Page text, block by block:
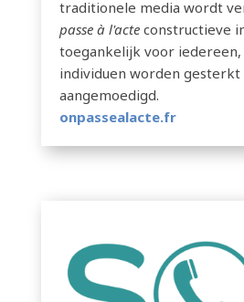
traditionele media wordt
passe à l'acteconstructieve
toegankelijk voor
individuen worden
aangemoedigd.
onpassealacte.fr